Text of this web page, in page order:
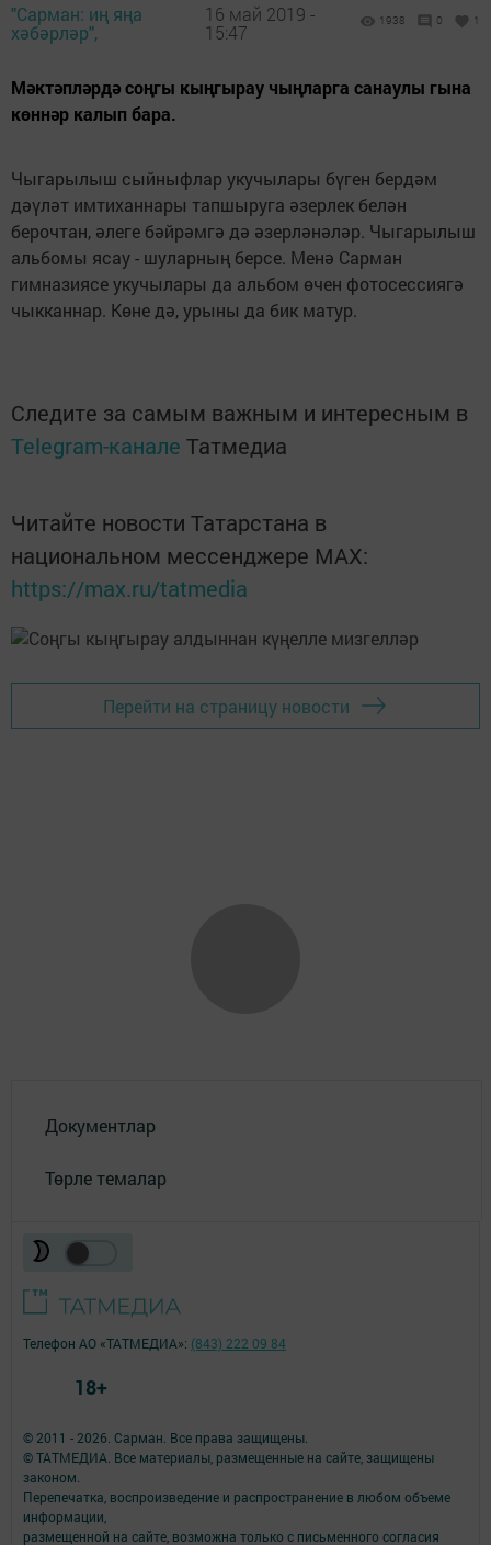
"Сарман: иң яңа
хәбәрләр",
16 май 2019 -
15:47
1938 0 1
Мәктәпләрдә соңгы кыңгырау чыңларга санаулы гына
көннәр калып бара.
Чыгарылыш сыйныфлар укучылары бүген бердәм
дәүләт имтиханнары тапшыруга әзерлек белән
берочтан, әлеге бәйрәмгә дә әзерләнәләр. Чыгарылыш
альбомы ясау - шуларның берсе. Менә Сарман
гимназиясе укучылары да альбом өчен фотосессиягә
чыкканнар. Көне дә, урыны да бик матур.
Следите за самым важным и интересным в
Telegram-канале Татмедиа
Читайте новости Татарстана в
национальном мессенджере MАХ:
https://max.ru/tatmedia
Перейти на страницу новости
Документлар
Төрле темалар
© 2011 - 2026. Сарман. Все права защищены.
© ТАТМЕДИА. Все материалы, размещенные на сайте, защищены
законом.
Перепечатка, воспроизведение и распространение в любом объеме
информации,
размещенной на сайте, возможна только с письменного согласия
Телефон АО «ТАТМЕДИА»: (843) 222 09 84
18+